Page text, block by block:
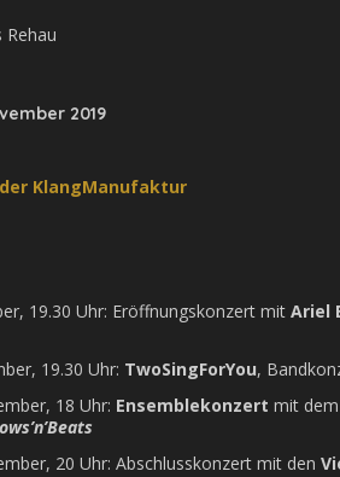
Rehau
2019
KlangManufaktur
19.30 Uhr: Eröffnungskonzert mit Ariel
19.30 Uhr: TwoSingForYou,
18 Uhr: Ensemblekonzert mit dem
20 Uhr: Abschlusskonzert mit den